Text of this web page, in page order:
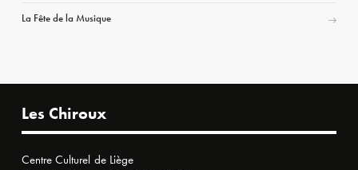
La Fête de la Musique
Les Chiroux
Centre Culturel de Liège